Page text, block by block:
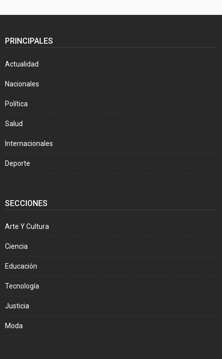
PRINCIPALES
Actualidad
Nacionales
Política
Salud
Internacionales
Deporte
SECCIONES
Arte Y Cultura
Ciencia
Educación
Tecnología
Justicia
Moda